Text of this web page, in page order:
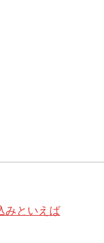
みといえば